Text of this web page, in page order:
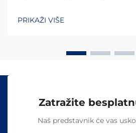
kabela teško doći do podataka je
podatke putem svjetlosti,
PRIKAŽI VIŠE
Zatražite
Naš predstavnik će vas